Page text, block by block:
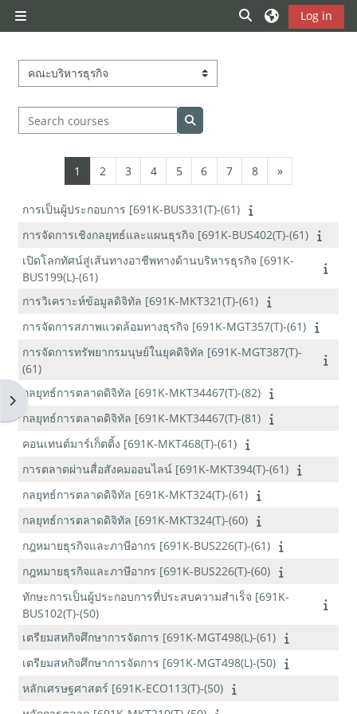
Side panel
Toggle search
Log in
Open block drawer
Course categories
Search courses
Search courses
1 Page 1
2 Page 2
3Page 3
4Page 4
5Page 5
6Page 6
7Page 7
8Page 8
»Next page
การเป็นผู้ประกอบการ [691K-BUS331(T)-(61)
การจัดการเชิงกลยุทธ์และแผนธุรกิจ [691K-BUS402(T)-(61)
เปิดโลกทัศน์สู่เส้นทางอาชีพทางด้านบริหารธุรกิจ [691K-
BUS199(L)-(61)
การวิเคราะห์ข้อมูลดิจิทัล [691K-MKT321(T)-(61)
การจัดการสภาพแวดล้อมทางธุรกิจ [691K-MGT357(T)-(61)
การจัดการทรัพยากรมนุษย์ในยุคดิจิทัล [691K-MGT387(T)-
(61)
กลยุทธ์การตลาดดิจิทัล [691K-MKT34467(T)-(82)
กลยุทธ์การตลาดดิจิทัล [691K-MKT34467(T)-(81)
คอนเทนต์มาร์เก็ตติ้ง [691K-MKT468(T)-(61)
การตลาดผ่านสื่อสังคมออนไลน์ [691K-MKT394(T)-(61)
กลยุทธ์การตลาดดิจิทัล [691K-MKT324(T)-(61)
กลยุทธ์การตลาดดิจิทัล [691K-MKT324(T)-(60)
กฎหมายธุรกิจและภาษีอากร [691K-BUS226(T)-(61)
กฎหมายธุรกิจและภาษีอากร [691K-BUS226(T)-(60)
ทักษะการเป็นผู้ประกอบการที่ประสบความสำเร็จ [691K-
BUS102(T)-(50)
เตรียมสหกิจศึกษาการจัดการ [691K-MGT498(L)-(61)
เตรียมสหกิจศึกษาการจัดการ [691K-MGT498(L)-(50)
หลักเศรษฐศาสตร์ [691K-ECO113(T)-(50)